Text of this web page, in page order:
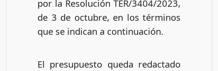
por la Resolución TER/3404/2023,
de 3 de octubre, en los términos
que se indican a continuación.
El presupuesto queda redactado